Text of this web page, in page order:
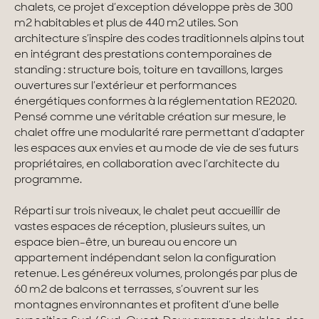
Maisons & appartements avec vues
Maisons de ville
Maisons de campagne
Domaines
Projets neufs
Tous nos biens
chalets, ce projet d’exception développe près de 300
m2 habitables et plus de 440 m2 utiles. Son
architecture s’inspire des codes traditionnels alpins tout
en intégrant des prestations contemporaines de
standing : structure bois, toiture en tavaillons, larges
ouvertures sur l’extérieur et performances
énergétiques conformes à la réglementation RE2020.
Pensé comme une véritable création sur mesure, le
chalet offre une modularité rare permettant d’adapter
les espaces aux envies et au mode de vie de ses futurs
propriétaires, en collaboration avec l’architecte du
programme.
Réparti sur trois niveaux, le chalet peut accueillir de
vastes espaces de réception, plusieurs suites, un
espace bien-être, un bureau ou encore un
appartement indépendant selon la configuration
retenue. Les généreux volumes, prolongés par plus de
60 m2 de balcons et terrasses, s’ouvrent sur les
montagnes environnantes et profitent d’une belle